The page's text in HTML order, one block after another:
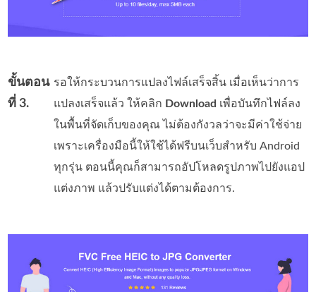
ขั้นตอน
ที่ 3.
รอให้กระบวนการแปลงไฟล์เสร็จสิ้น เมื่อเห็นว่าการ
แปลงเสร็จแล้ว ให้คลิก Download เพื่อบันทึกไฟล์ลง
ในพื้นที่จัดเก็บของคุณ ไม่ต้องกังวลว่าจะมีค่าใช้จ่าย
เพราะเครื่องมือนี้ให้ใช้ได้ฟรีบนเว็บสำหรับ Android
ทุกรุ่น ตอนนี้คุณก็สามารถอัปโหลดรูปภาพไปยังแอป
แต่งภาพ แล้วปรับแต่งได้ตามต้องการ.